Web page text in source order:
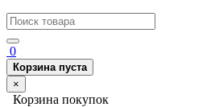
0
Корзина пуста
×
Корзина покупок